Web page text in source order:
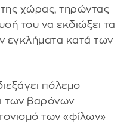
χώρας, τηρώντας
του να εκδιώξει τα
εγκλήματα κατά των
πόλεμο
των βαρόνων
των «φίλων»